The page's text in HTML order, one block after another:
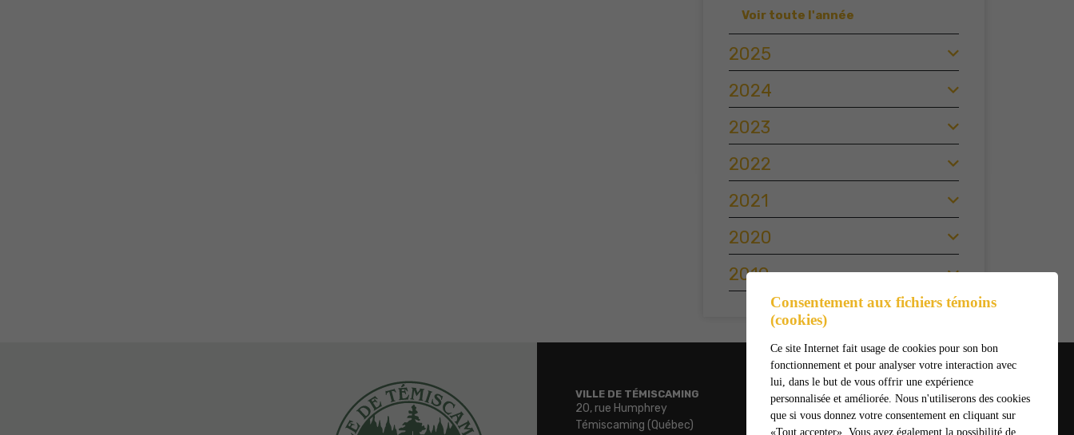
Voir toute l'année
2025
2024
2023
2022
2021
2020
2019
Consentement aux fichiers témoins
(cookies)
Ce site Internet fait usage de cookies pour son bon
fonctionnement et pour analyser votre interaction avec
lui, dans le but de vous offrir une expérience
personnalisée et améliorée. Nous n'utiliserons des cookies
que si vous donnez votre consentement en cliquant sur
«Tout accepter». Vous avez également la possibilité de
VILLE DE TÉMISCAMING
20, rue Humphrey
Témiscaming (Québec)